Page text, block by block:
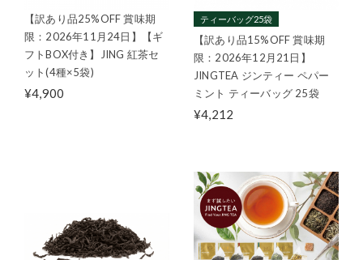
【訳あり品25%OFF 賞味期
限：2026年11月24日】【ギ
フトBOX付き】JING 紅茶セ
ット(4種×5袋)
¥4,900
ティーバッグ25袋
【訳あり品15%OFF 賞味期
限：2026年12月21日】
JINGTEA ジンティー ペパー
ミント ティーバッグ 25袋
¥4,212